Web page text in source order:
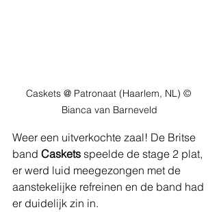
Caskets @ Patronaat (Haarlem, NL) ©
Bianca van Barneveld
Weer een uitverkochte zaal! De Britse
band Caskets speelde de stage 2 plat,
er werd luid meegezongen met de
aanstekelijke refreinen en de band had
er duidelijk zin in.